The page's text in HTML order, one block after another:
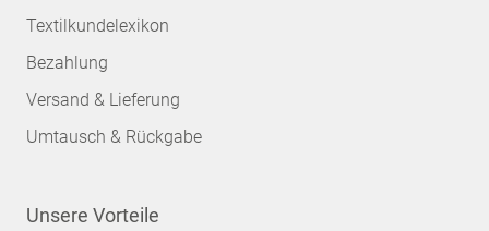
Textilkundelexikon
Bezahlung
Versand & Lieferung
Umtausch & Rückgabe
Unsere Vorteile